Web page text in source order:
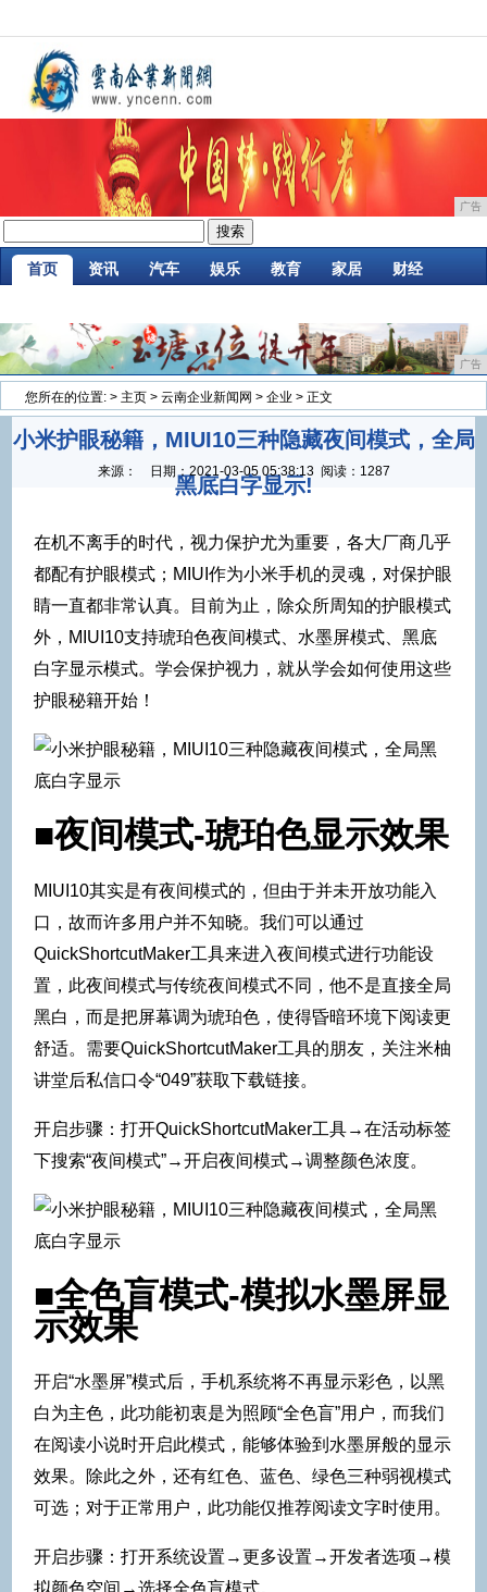
广告
首页 资讯 汽车 娱乐 教育 家居 财经
广告
您所在的位置: > 主页 > 云南企业新闻网 > 企业 > 正文
小米护眼秘籍，MIUI10三种隐藏夜间模式，全局
黑底白字显示!
来源： 日期： 2021-03-05 05:38:13 阅读：1287
在机不离手的时代，视力保护尤为重要，各大厂商几乎
都配有护眼模式；MIUI作为小米手机的灵魂，对保护眼
睛一直都非常认真。目前为止，除众所周知的护眼模式
外，MIUI10支持琥珀色夜间模式、水墨屏模式、黑底
白字显示模式。学会保护视力，就从学会如何使用这些
护眼秘籍开始！
■夜间模式-琥珀色显示效果
MIUI10其实是有夜间模式的，但由于并未开放功能入
口，故而许多用户并不知晓。我们可以通过
QuickShortcutMaker工具来进入夜间模式进行功能设
置，此夜间模式与传统夜间模式不同，他不是直接全局
黑白，而是把屏幕调为琥珀色，使得昏暗环境下阅读更
舒适。需要QuickShortcutMaker工具的朋友，关注米柚
讲堂后私信口令“049”获取下载链接。
开启步骤：打开QuickShortcutMaker工具→在活动标签
下搜索“夜间模式”→开启夜间模式→调整颜色浓度。
■全色盲模式-模拟水墨屏显
示效果
开启“水墨屏”模式后，手机系统将不再显示彩色，以黑
白为主色，此功能初衷是为照顾“全色盲”用户，而我们
在阅读小说时开启此模式，能够体验到水墨屏般的显示
效果。除此之外，还有红色、蓝色、绿色三种弱视模式
可选；对于正常用户，此功能仅推荐阅读文字时使用。
开启步骤：打开系统设置→更多设置→开发者选项→模